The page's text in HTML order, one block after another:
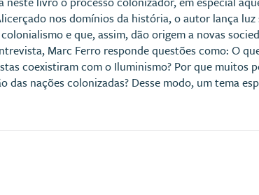
nos domínios da história, o autor lança
e que, assim, dão origem a novas
Marc Ferro responde questões como: O
coexistiram com o Iluminismo? Por que muitos
das nações colonizadas? Desse modo, um tema